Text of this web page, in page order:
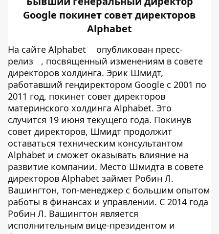
Google покинет совет директоров
Alphabet
На сайте Alphabet
опубликован пресс-
релиз
, посвященный изменениям в совете
директоров холдинга. Эрик Шмидт,
работавший гендиректором Google с 2001 по
2011 год, покинет совет директоров
материнского холдинга Alphabet. Это
случится 19 июня текущего года. Покинув
совет директоров, Шмидт продолжит
оставаться техническим консультантом
Alphabet и сможет оказывать влияние на
развитие компании. Место Шмидта в совете
директоров Alphabet займет Робин Л.
Вашингтон, топ-менеджер с большим опытом
работы в финансах и управлении. С 2014 года
Робин Л. Вашингтон является
исполнительным вице-президентом и